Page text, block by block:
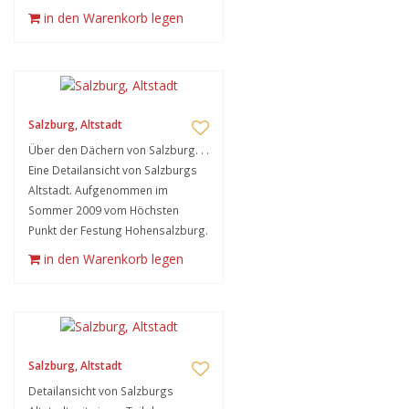
in den Warenkorb legen
Salzburg, Altstadt
Über den Dächern von Salzburg. . .
Eine Detailansicht von Salzburgs
Altstadt. Aufgenommen im
Sommer 2009 vom Höchsten
Punkt der Festung Hohensalzburg.
in den Warenkorb legen
Salzburg, Altstadt
Detailansicht von Salzburgs